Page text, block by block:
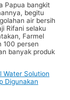
Papua bangkit
begitu
air bersih
Rifani selaku
Farmel
100 persen
banyak produk
Water Solution
Digunakan